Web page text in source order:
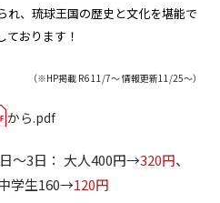
、琉球王国の歴史と文化を堪能で
ております！
（※HP掲載 R6 11/7～ 情報更新11/25～）
から.pdf
～3日： 大人400円→320円、
学生160→120円